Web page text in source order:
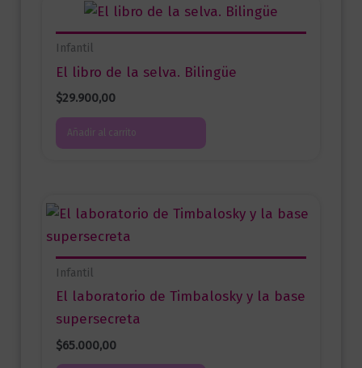
Infantil
El libro de la selva. Bilingüe
$29.900,00
Añadir al carrito
Infantil
El laboratorio de Timbalosky y la base
supersecreta
$65.000,00